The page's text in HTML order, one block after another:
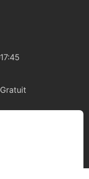
17:45
Gratuit